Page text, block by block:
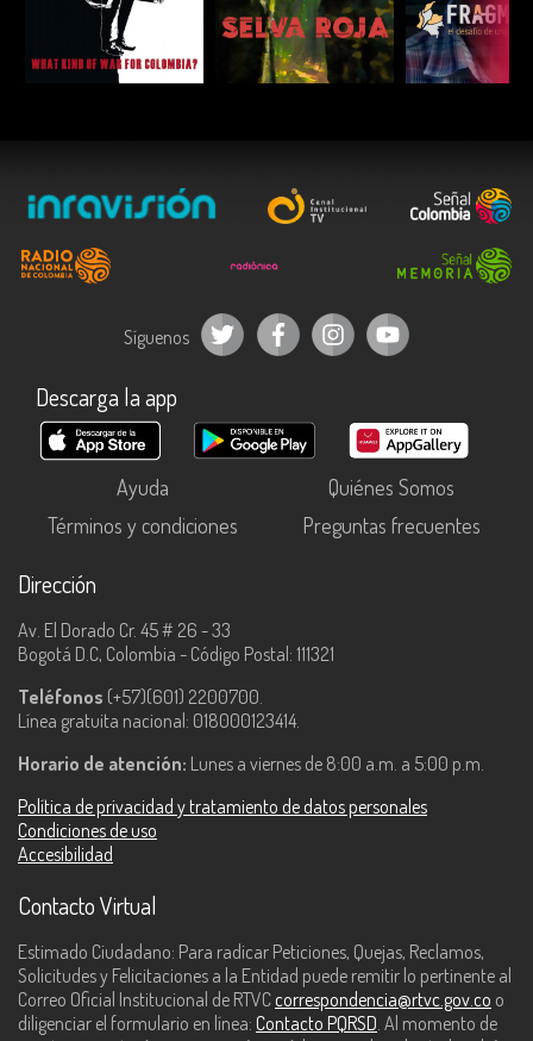
ESCUCHAR ESCUCHAR
Síguenos
Descarga la app
Ayuda
Quiénes Somos
Términos y condiciones
Preguntas frecuentes
Dirección
Av. El Dorado Cr. 45 # 26 - 33
Bogotá D.C, Colombia - Código Postal: 111321
Teléfonos (+57)(601) 2200700.
Línea gratuita nacional: 018000123414.
Horario de atención: Lunes a viernes de 8:00 a.m. a 5:00 p.m.
Política de privacidad y tratamiento de datos personales
Condiciones de uso
Accesibilidad
Contacto Virtual
Estimado Ciudadano: Para radicar Peticiones, Quejas, Reclamos,
Solicitudes y Felicitaciones a la Entidad puede remitir lo pertinente al
Correo Oficial Institucional de RTVC correspondencia@rtvc.gov.co o
diligenciar el formulario en línea: Contacto PQRSD. Al momento de